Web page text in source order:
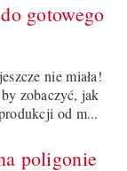
gotowego
nie miała!
zobaczyć, jak
od m...
poligonie